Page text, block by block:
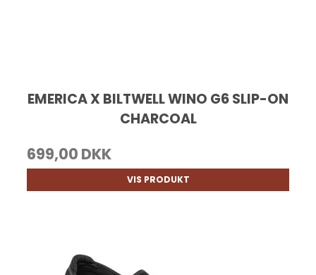
EMERICA X BILTWELL WINO G6 SLIP-ON
CHARCOAL
699,00 DKK
VIS PRODUKT